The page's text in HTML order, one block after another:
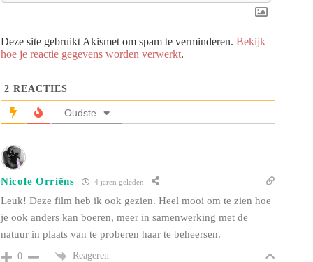
Deze site gebruikt Akismet om spam te verminderen. Bekijk
hoe je reactie gegevens worden verwerkt.
2 REACTIES
Oudste
Nicole Orriëns 4 jaren geleden
Leuk! Deze film heb ik ook gezien. Heel mooi om te zien hoe
je ook anders kan boeren, meer in samenwerking met de
natuur in plaats van te proberen haar te beheersen.
0 Reageren